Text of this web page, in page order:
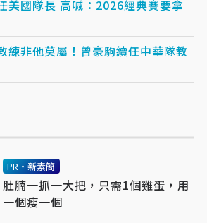
美國隊長 高喊：2026經典賽要拿
練非他莫屬！曾豪駒續任中華隊教
PR・新素簡
肚腩一抓一大把，只需1個雞蛋，用
一個瘦一個